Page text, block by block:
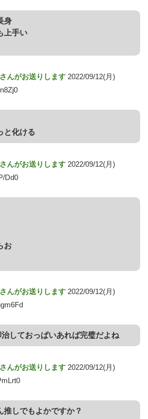
身
上手い
んがお送りします 2022/09/12(月)
と化ける
んがお送りします 2022/09/12(月)
Dd0
お
んがお送りします 2022/09/12(月)
しておっぱいあれば完璧だよね
んがお送りします 2022/09/12(月)
推しでもよかですか？